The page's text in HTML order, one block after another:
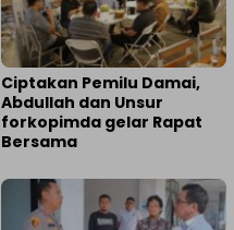
Ciptakan Pemilu Damai,
Abdullah dan Unsur
forkopimda gelar Rapat
Bersama